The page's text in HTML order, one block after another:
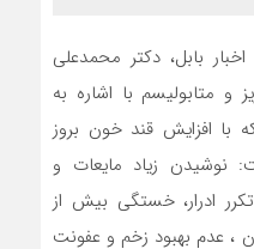
بابل، دکتر محمدعلی
متابولیسم با اشاره به
با افزایش قند خون بروز
نوشیدن زیاد مایعات و
ادرار، خستگی بیش از
، عدم بهبود زخم و عفونت